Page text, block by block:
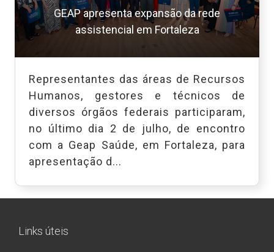
GEAP apresenta expansão da rede
assistencial em Fortaleza
Representantes das áreas de Recursos
Humanos, gestores e técnicos de
diversos órgãos federais participaram,
no último dia 2 de julho, de encontro
com a Geap Saúde, em Fortaleza, para
apresentação d...
Links úteis